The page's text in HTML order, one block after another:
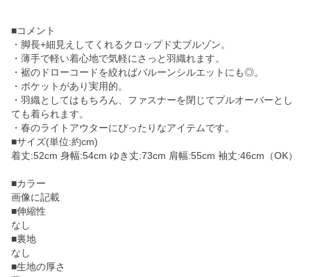
■コメント
・脚長+細見えしてくれるクロップド丈ブルゾン。
・薄手で軽い着心地で気軽にさっと羽織れます。
・裾のドローコードを絞ればバルーンシルエットにも◎。
・ポケットがあり実用的。
・羽織としてはもちろん、ファスナーを閉じてプルオーバーとし
ても着られます。
・春のライトアウターにぴったりなアイテムです。
■サイズ(単位:約cm)
着丈:52cm 身幅:54cm ゆき丈:73cm 肩幅:55cm 袖丈:46cm（OK）
■カラー
画像に記載
■伸縮性
なし
■裏地
なし
■生地の厚さ